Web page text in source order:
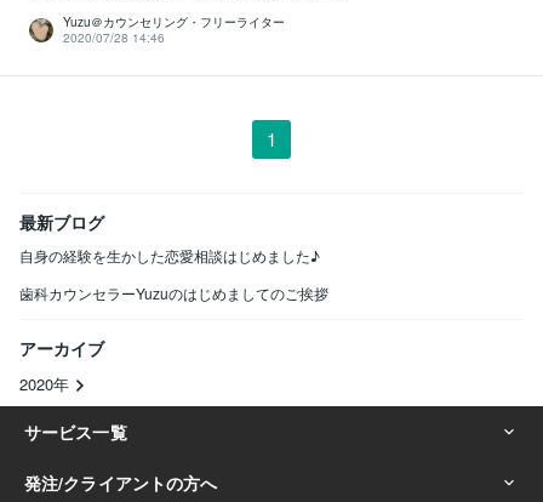
Yuzu＠カウンセリング・フリーライター
2020/07/28 14:46
1
最新ブログ
自身の経験を生かした恋愛相談はじめました♪
歯科カウンセラーYuzuのはじめましてのご挨拶
アーカイブ
2020年